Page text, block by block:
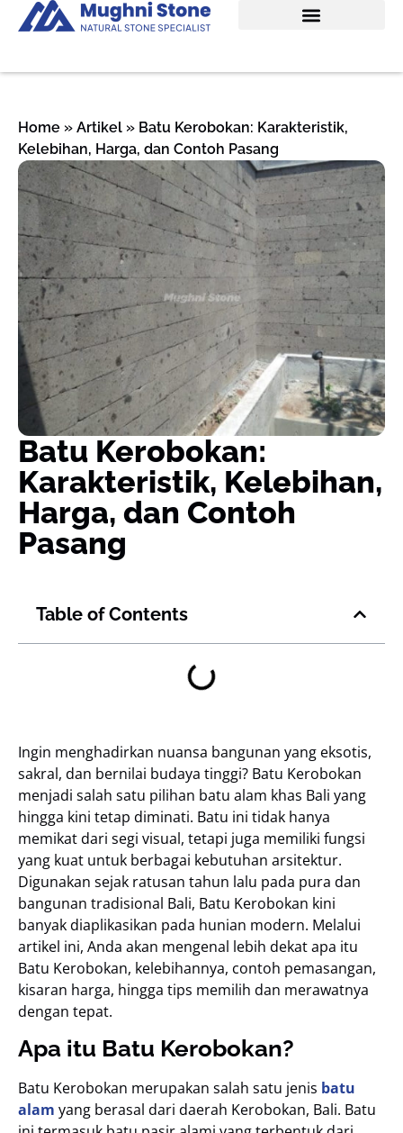
Home » Artikel » Batu Kerobokan: Karakteristik,
Kelebihan, Harga, dan Contoh Pasang
Batu Kerobokan:
Karakteristik, Kelebihan,
Harga, dan Contoh
Pasang
Table of Contents
Ingin menghadirkan nuansa bangunan yang eksotis,
sakral, dan bernilai budaya tinggi? Batu Kerobokan
menjadi salah satu pilihan batu alam khas Bali yang
hingga kini tetap diminati. Batu ini tidak hanya
memikat dari segi visual, tetapi juga memiliki fungsi
yang kuat untuk berbagai kebutuhan arsitektur.
Digunakan sejak ratusan tahun lalu pada pura dan
bangunan tradisional Bali, Batu Kerobokan kini
banyak diaplikasikan pada hunian modern. Melalui
artikel ini, Anda akan mengenal lebih dekat apa itu
Batu Kerobokan, kelebihannya, contoh pemasangan,
kisaran harga, hingga tips memilih dan merawatnya
dengan tepat.
Apa itu Batu Kerobokan?
Batu Kerobokan merupakan salah satu jenis batu
alam yang berasal dari daerah Kerobokan, Bali. Batu